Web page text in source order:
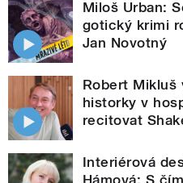
Miloš Urban:
gotický krimi
Jan Novotný
Robert Mikluš
historky v
recitovat
Interiérová